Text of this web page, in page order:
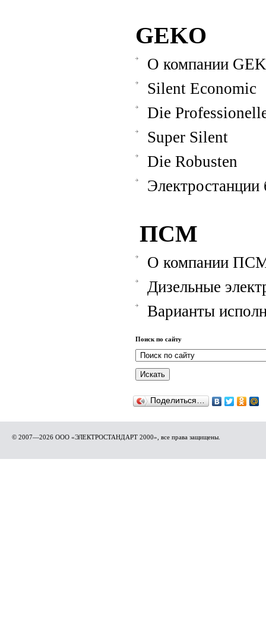
GEKO
О компании
Silent Economic
Die
Super Silent
Die Robusten
ПСМ
О компании
Дизельные
Варианты
Поиск по сайту
Поделиться…
© 2007—2026 ООО «ЭЛЕКТРОСТАНДАРТ 2000», все права защищены.